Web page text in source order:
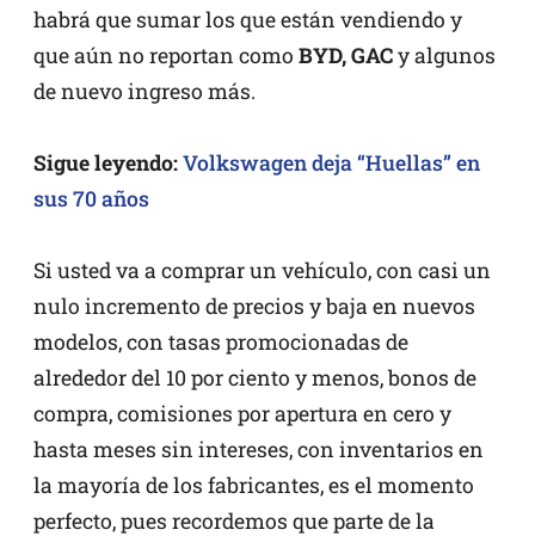
habrá que sumar los que están vendiendo y
que aún no reportan como BYD, GACy algunos
de nuevo ingreso más.
Sigue leyendo:Volkswagen deja “Huellas” en
sus 70 años
Si usted va a comprar un vehículo, con casi un
nulo incremento de precios y baja en nuevos
modelos, con tasas promocionadas de
alrededor del 10 por ciento y menos, bonos de
compra, comisiones por apertura en cero y
hasta meses sin intereses, con inventarios en
la mayoría de los fabricantes, es el momento
perfecto, pues recordemos que parte de la